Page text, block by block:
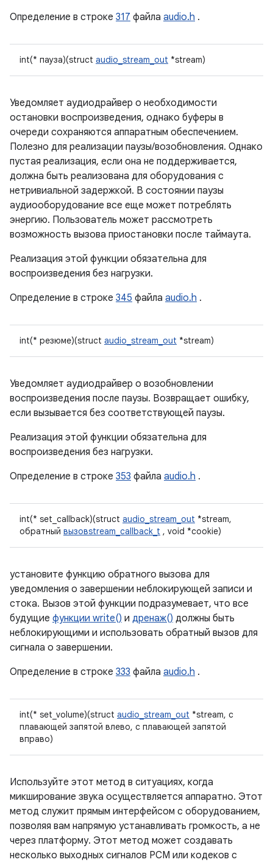
Определение в строке 317 файла audio.h .
int(* пауза)(struct audio_stream_out *stream)
Уведомляет аудиодрайвер о необходимости
остановки воспроизведения, однако буферы в
очереди сохраняются аппаратным обеспечением.
Полезно для реализации паузы/возобновления. Однако
пустая реализация, если она не поддерживается,
должна быть реализована для оборудования с
нетривиальной задержкой. В состоянии паузы
аудиооборудование все еще может потреблять
энергию. Пользователь может рассмотреть
возможность вызова приостановки после таймаута.
Реализация этой функции обязательна для
воспроизведения без нагрузки.
Определение в строке 345 файла audio.h .
int(* резюме)(struct audio_stream_out *stream)
Уведомляет аудиодрайвер о возобновлении
воспроизведения после паузы. Возвращает ошибку,
если вызывается без соответствующей паузы.
Реализация этой функции обязательна для
воспроизведения без нагрузки.
Определение в строке 353 файла audio.h .
int(* set_callback)(struct audio_stream_out *stream,
обратный вызовstream_callback_t , void *cookie)
установите функцию обратного вызова для
уведомления о завершении неблокирующей записи и
стока. Вызов этой функции подразумевает, что все
будущие функции write() и дренаж() должны быть
неблокирующими и использовать обратный вызов для
сигнала о завершении.
Определение в строке 333 файла audio.h .
int(* set_volume)(struct audio_stream_out *stream, с
плавающей запятой влево, с плавающей запятой
вправо)
Используйте этот метод в ситуациях, когда
микширование звука осуществляется аппаратно. Этот
метод служит прямым интерфейсом с оборудованием,
позволяя вам напрямую устанавливать громкость, а не
через платформу. Этот метод может создавать
несколько выходных сигналов PCM или кодеков с